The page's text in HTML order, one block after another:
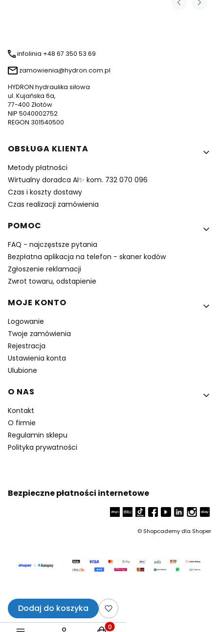
infolinia +48 67 350 53 69
zamowienia@hydron.com.pl
HYDRON hydraulika siłowa
ul. Kujańska 6a,
77-400 Złotów
NIP 5040002752
REGON 301540500
Linki w stopce
OBSŁUGA KLIENTA
Metody płatności
Wirtualny doradca AI✨ kom. 732 070 096
Czas i koszty dostawy
Czas realizacji zamówienia
POMOC
FAQ - najczęstsze pytania
Bezpłatna aplikacja na telefon - skaner kodów
Zgłoszenie reklamacji
Zwrot towaru, odstapienie
MOJE KONTO
Logowanie
Twoje zamówienia
Rejestracja
Ustawienia konta
Ulubione
O NAS
Kontakt
O firmie
Regulamin sklepu
Polityka prywatności
Bezpieczne płatności internetowe
© Shopcademy dla Shoper
Dodaj do koszyka